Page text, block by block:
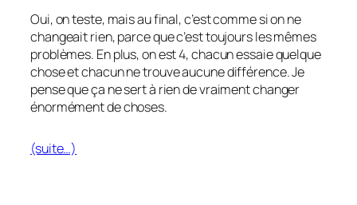
Oui, on teste, mais au final, c’est comme si on ne
changeait rien, parce que c’est toujours les mêmes
problèmes. En plus, on est 4, chacun essaie quelque
chose et chacun ne trouve aucune différence. Je
pense que ça ne sert à rien de vraiment changer
énormément de choses.
(suite…)